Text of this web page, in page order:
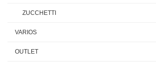
ZUCCHETTI
VARIOS
OUTLET